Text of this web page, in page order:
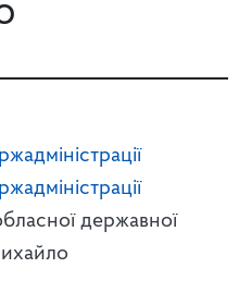
державної